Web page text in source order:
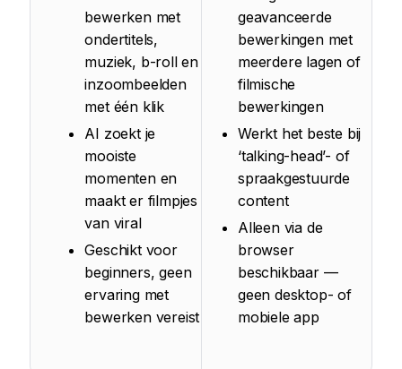
bewerken met
ondertitels,
muziek, b-roll en
inzoombeelden
met één klik
AI zoekt je
mooiste
momenten en
maakt er filmpjes
van viral
Geschikt voor
beginners, geen
ervaring met
bewerken vereist
geavanceerde
bewerkingen met
meerdere lagen of
filmische
bewerkingen
Werkt het beste bij
‘talking-head’- of
spraakgestuurde
content
Alleen via de
browser
beschikbaar —
geen desktop- of
mobiele app